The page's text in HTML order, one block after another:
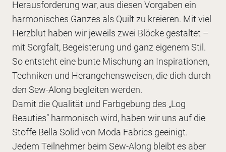
Herausforderung war, aus diesen Vorgaben ein
harmonisches Ganzes als Quilt zu kreieren. Mit viel
Herzblut haben wir jeweils zwei Blöcke gestaltet –
mit Sorgfalt, Begeisterung und ganz eigenem Stil.
So entsteht eine bunte Mischung an Inspirationen,
Techniken und Herangehensweisen, die dich durch
den Sew-Along begleiten werden.
Damit die Qualität und Farbgebung des „Log
Beauties“ harmonisch wird, haben wir uns auf die
Stoffe Bella Solid von Moda Fabrics geeinigt.
Jedem Teilnehmer beim Sew-Along bleibt es aber